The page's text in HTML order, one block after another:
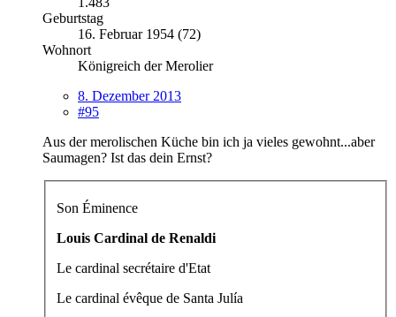
Geburtstag
16. Februar 1954 (72)
Wohnort
Königreich der Merolier
8. Dezember 2013
#95
Aus der merolischen Küche bin ich ja vieles gewohnt...aber
Saumagen? Ist das dein Ernst?
Son Éminence
Louis Cardinal de Renaldi
Le cardinal secrétaire d'Etat
Le cardinal évêque de Santa Julía